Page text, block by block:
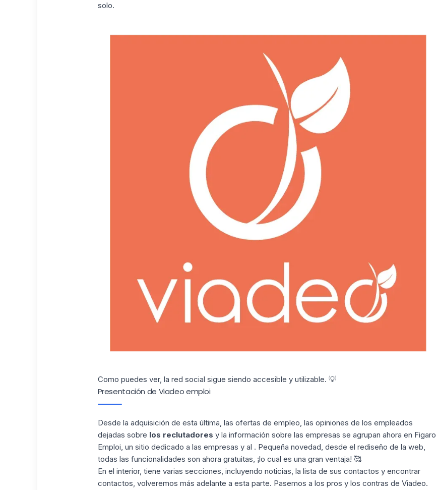
solo.
Como puedes ver, la red social sigue siendo accesible y utilizable. 💡
Presentación de Viadeo emploi
Desde la adquisición de esta última, las ofertas de empleo, las opiniones de los empleados
dejadas sobre los reclutadores y la información sobre las empresas se agrupan ahora en Figaro
Emploi, un sitio dedicado a las empresas y al . Pequeña novedad, desde el rediseño de la web,
todas las funcionalidades son ahora gratuitas, ¡lo cual es una gran ventaja! 🥰
En el interior, tiene varias secciones, incluyendo noticias, la lista de sus contactos y encontrar
contactos, volveremos más adelante a esta parte. Pasemos a los pros y los contras de Viadeo.